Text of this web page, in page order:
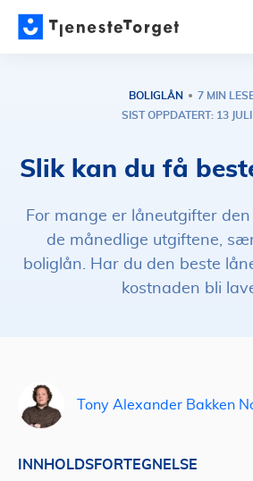
BOLIGLÅN
7 MIN
SIST OPPDATERT: 13
Slik kan du få
For mange er låneutgifter
de månedlige utgiftene,
boliglån. Har du den beste
kostnaden bli
Tony Alexander Bakken
INNHOLDSFORTEGNELSE